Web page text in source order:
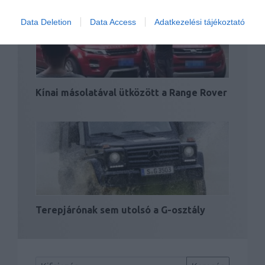
Data Deletion Data Access Adatkezelési tájékoztató
Kínai másolatával ütközött a Range Rover
Terepjárónak sem utolsó a G-osztály